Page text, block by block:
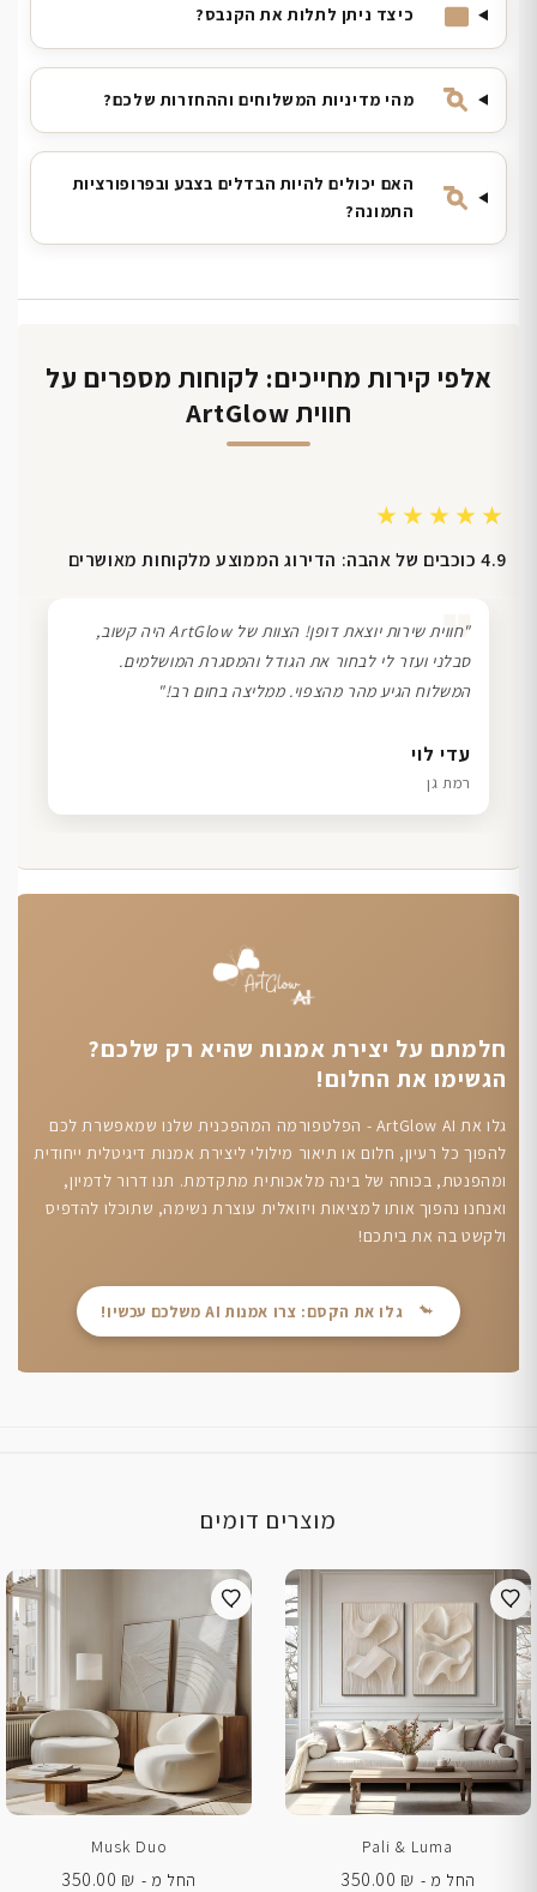
כיצד ניתן לתלות את הקנבס?
מהי מדיניות המשלוחים וההחזרות שלכם?
האם יכולים להיות הבדלים בצבע ובפרופורציות
התמונה?
אלפי קירות מחייכים: לקוחות מספרים על
חווית ArtGlow
★★★★★
4.9 כוכבים של אהבה: הדירוג הממוצע מלקוחות מאושרים
שרון כהן
תל אביב
❞
"חווית שירות יוצאת דופן! הצוות של ArtGlow היה קשוב,
סבלני ועזר לי לבחור את הגודל והמסגרת המושלמים.
המשלוח הגיע מהר מהצפוי. ממליצה בחום רב!"
עדי לוי
רמת גן
דנה גל
חיפה
ליאת ויוסי מ.
הוד השרון
חלמתם על יצירת אמנות שהיא רק שלכם?
הגשימו את החלום!
גלו את ArtGlow AI - הפלטפורמה המהפכנית שלנו שמאפשרת לכם
להפוך כל רעיון, חלום או תיאור מילולי ליצירת אמנות דיגיטלית ייחודית
ומהפנטת, בכוחה של בינה מלאכותית מתקדמת. תנו דרור לדמיון,
ואנחנו נהפוך אותו למציאות ויזואלית עוצרת נשימה, שתוכלו להדפיס
ולקשט בה את ביתכם!
גלו את הקסם: צרו אמנות AI משלכם עכשיו!
מוצרים דומים
Pali & Luma
החל מ -
350.00 ₪
Musk Duo
החל מ -
350.00 ₪